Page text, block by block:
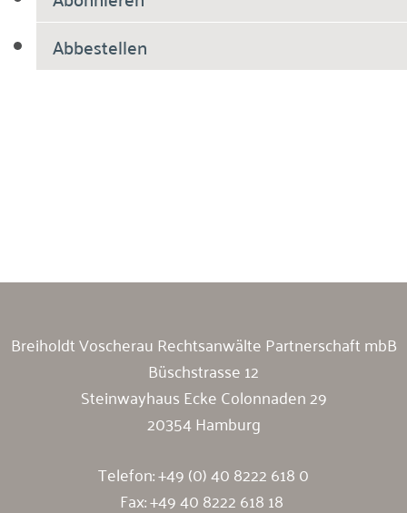
Abbestellen
Breiholdt Voscherau Rechtsanwälte Partnerschaft mbB
Büschstrasse 12
Steinwayhaus Ecke Colonnaden 29
20354 Hamburg
Telefon:+49 (0) 40 8222 618 0
Fax: +49 40 8222 618 18